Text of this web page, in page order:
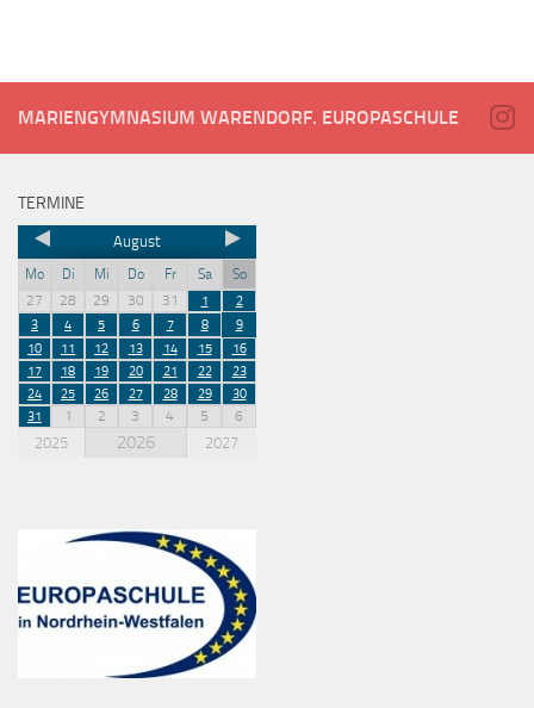
MARIENGYMNASIUM WARENDORF. EUROPASCHULE
TERMINE
August
Mo Di Mi Do Fr Sa
So
27
28 29 30 31 1
2
3
4 5 6 7 8
9
10
11 12 13 14 15
16
17
18 19 20 21 22
23
24
25 26 27 28 29
30
31
1 2 3 4 5 6
2025 2026 2027